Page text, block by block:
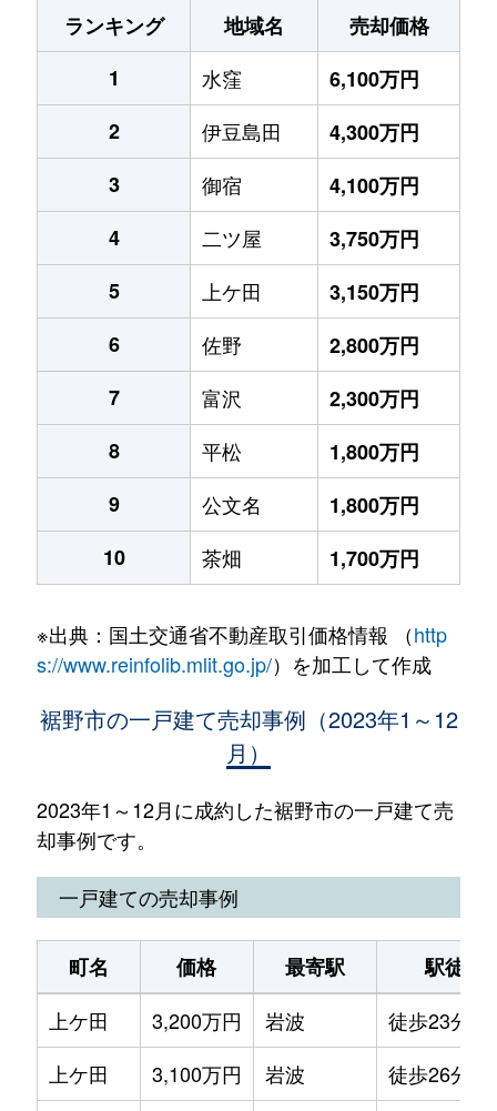
ランキング
地域名
売却価格
1
水窪
6,100万円
2
伊豆島田
4,300万円
3
御宿
4,100万円
4
二ツ屋
3,750万円
5
上ケ田
3,150万円
6
佐野
2,800万円
7
富沢
2,300万円
8
平松
1,800万円
9
公文名
1,800万円
10
茶畑 1,700万円
※出典：国土交通省不動産取引価格情報 （http
s://www.reinfolib.mlit.go.jp/）を加工して作成
裾野市の一戸建て売却事例（2023年1～12
月）
2023年1～12月に成約した裾野市の一戸建て売
却事例です。
一戸建ての売却事例
町名 価格 最寄駅
駅徒歩
上ケ田
3,200万円 岩波
徒歩23分
上ケ田
3,100万円 岩波
徒歩26分